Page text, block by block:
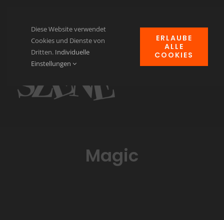
springen
Home
Magic
Diese Website verwendet
Cookies und Dienste von
Dritten. Individuelle
Einstellungen
ERLAUBE
ALLE
COOKIES